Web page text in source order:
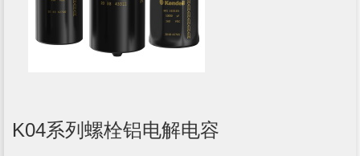
K04系列螺栓铝电解电容